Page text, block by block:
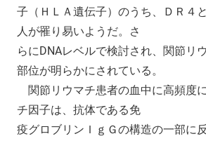
子（ＨＬＡ遺伝子）のうち、ＤＲ４
人が罹り易いようだ。さ
らにDNAレベルで検討され、関節リ
部位が明らかにされている。
関節リウマチ患者の血中に高頻度
チ因子は、抗体である免
疫グロブリンＩｇＧの構造の一部に